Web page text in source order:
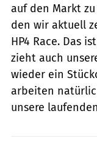
auf den Markt
den wir aktuell
HP4 Race. Das
zieht auch
wieder ein
arbeiten
unsere